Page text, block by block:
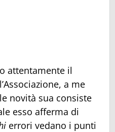
attentamente il
a me
novità sua consiste
esso afferma di
errori vedano i punti